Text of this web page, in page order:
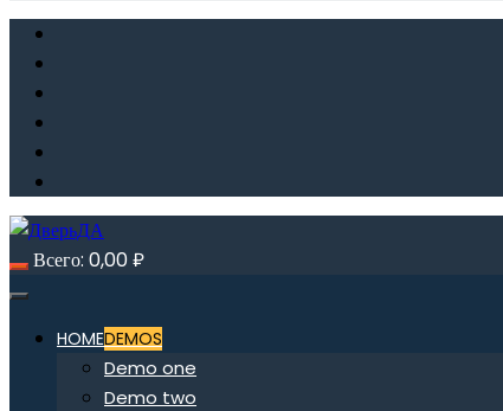
Всего: 0,00₽
HOMEDEMOS
Demo one
Demo two